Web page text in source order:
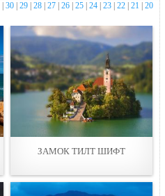
30 29 28 27 26 25 24 23 22 21
20
ЗАМОК ТИЛТ ШИФТ